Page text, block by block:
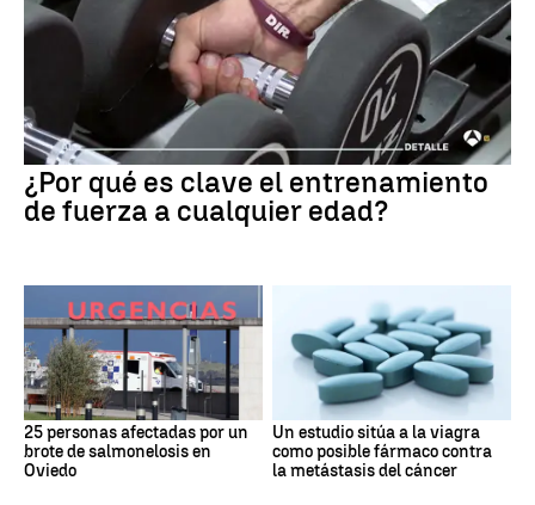
¿Por qué es clave el entrenamiento
de fuerza a cualquier edad?
25 personas afectadas por un
brote de salmonelosis en
Oviedo
Un estudio sitúa a la viagra
como posible fármaco contra
la metástasis del cáncer